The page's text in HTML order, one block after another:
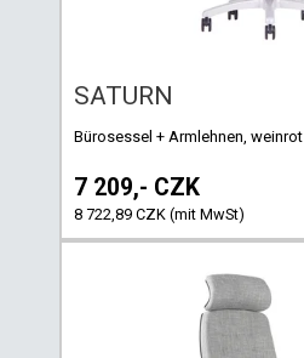
SATURN
Bürosessel + Armlehnen, weinrot
7 209,- CZK
8 722,89 CZK (mit MwSt)